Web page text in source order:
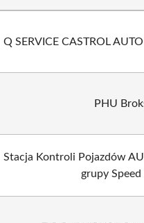
Q SERVICE CASTROL
PHU
Stacja Kontroli Pojazdów
grupy Speed